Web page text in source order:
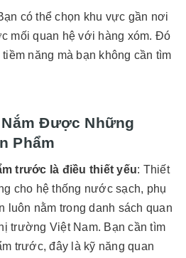
có thể chọn khu vực gần nơi
mối quan hệ với hàng xóm. Đó
năng mà bạn không cần tìm
Được Những
Phẩm
trước là điều thiết yếu: Thiết
cho hệ thống nước sạch, phụ
luôn nằm trong danh sách quan
trường Việt Nam. Bạn cần tìm
trước, đây là kỹ năng quan